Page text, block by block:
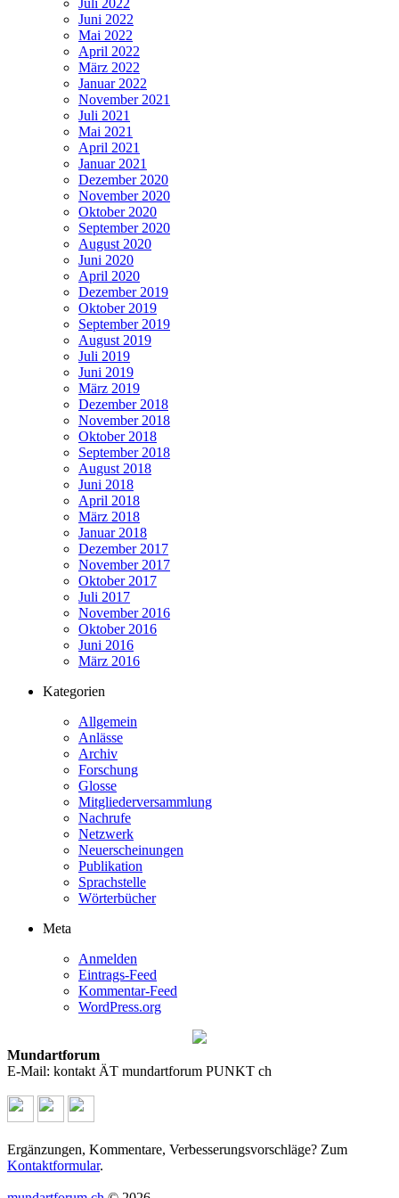
Juli 2022
Juni 2022
Mai 2022
April 2022
März 2022
Januar 2022
November 2021
Juli 2021
Mai 2021
April 2021
Januar 2021
Dezember 2020
November 2020
Oktober 2020
September 2020
August 2020
Juni 2020
April 2020
Dezember 2019
Oktober 2019
September 2019
August 2019
Juli 2019
Juni 2019
März 2019
Dezember 2018
November 2018
Oktober 2018
September 2018
August 2018
Juni 2018
April 2018
März 2018
Januar 2018
Dezember 2017
November 2017
Oktober 2017
Juli 2017
November 2016
Oktober 2016
Juni 2016
März 2016
Kategorien
Allgemein
Anlässe
Archiv
Forschung
Glosse
Mitgliederversammlung
Nachrufe
Netzwerk
Neuerscheinungen
Publikation
Sprachstelle
Wörterbücher
Meta
Anmelden
Eintrags-Feed
Kommentar-Feed
WordPress.org
Mundartforum
E-Mail: kontakt ÄT mundartforum PUNKT ch
Ergänzungen, Kommentare, Verbesserungsvorschläge? Zum
Kontaktformular.